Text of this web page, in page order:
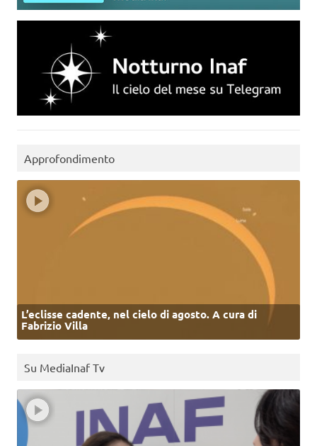
Approfondimento
L’eclisse cadente, nel cielo di agosto. A cura di
Fabrizio Villa
Su MediaInaf Tv